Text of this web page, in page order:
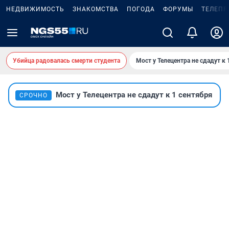
НЕДВИЖИМОСТЬ ЗНАКОМСТВА ПОГОДА ФОРУМЫ
Убийца радовалась смерти студента Мост у Телецентра не сдадут к
СРОЧНО Мост у Телецентра не сдадут к 1 сентября